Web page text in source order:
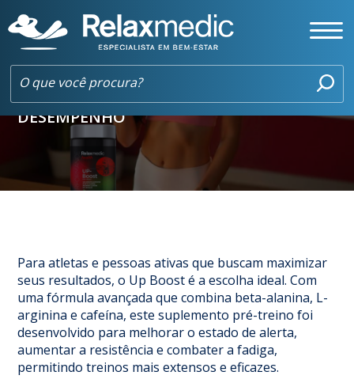
UP BOOST: POTENCIALIZE SEUS TREINOS
COM FOCO, ENERGIA E MELHOR
DESEMPENHO
Para atletas e pessoas ativas que buscam maximizar
seus resultados, o Up Boost é a escolha ideal. Com
uma fórmula avançada que combina beta-alanina, L-
arginina e cafeína, este suplemento pré-treino foi
desenvolvido para melhorar o estado de alerta,
aumentar a resistência e combater a fadiga,
permitindo treinos mais extensos e eficazes.​